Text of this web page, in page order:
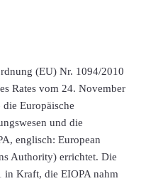
(EU) Nr. 1094/2010
Rates vom 24. November
Europäische
und die
englisch: European
Authority) errichtet. Die
in Kraft, die EIOPA nahm